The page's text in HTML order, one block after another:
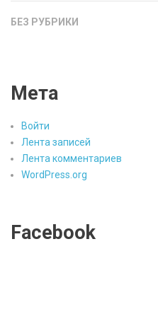
БЕЗ РУБРИКИ
Мета
Войти
Лента записей
Лента комментариев
WordPress.org
Facebook